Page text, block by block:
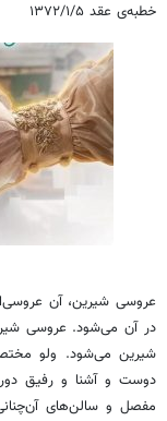
خطبه‌ی عقد ۱۳۷۲/۱/۵
عروسی شیرین، آن
در آن می‌شود. عروسی
شیرین می‌شود. ولو
دوست و آشنا و رفیق
مفصل و سالن‌های